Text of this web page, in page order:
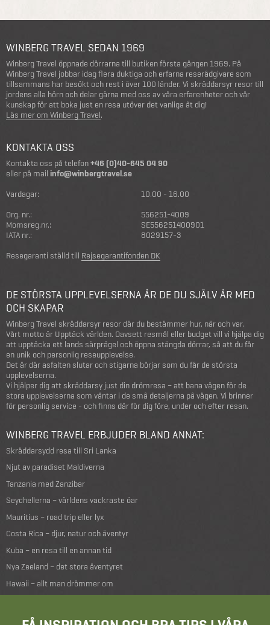
WINBERG TRAVEL SEDAN 1969
Winberg Travel öppnade dörrarna till butiken första gången 1969. På
Winberg Travel jobbar idag flera duktiga och erfarna reserådgivare som
tillsammans har besökt och rest i över 100 länder. Vi skräddarsyr resor till
jordens alla hörn och delar gärna med oss av våra erfarenheter och vår
kunskap för att boka just en resa utöver det vanliga åt dig!
Läs mer om Winberg Travel.
KONTAKTA OSS
Kontakta oss på telefon+46 (0)40-645 04 90
eller på mail info@winbergtravel.se
Vardagar:
10.00 - 16.00
Org. nr.:
556251-4009
Momsreg.nr.:
SE556251400901
IATA nr.:
8029157-3
Resegaranti ställd till Rejsegarantifonden DK
DE STÖRSTA UPPLEVELSERNA ÄR DE DU SJÄLV ÄR MED
OCH SKAPAR
Winberg Travel skräddarsyr resor där du bestämmer hur, när och var.
Vårt motto är Upptäck världen. Oavsett resmål eller budget vill vi hjälpa dig
att upptäcka ett lands särprägel och öppna stängda dörrar, så att du får
en unik och personlig reseupplevelse.
Det är där asfalten slutar och stigarna börjar som du får de största
upplevelserna.
Vi hjälper dig att skräddarsy just din drömresa – att bana vägen för de
stora upplevelserna som väntar i de små detaljerna på vägen. Vi brinner
för personlig service - och finns där för dig före, under och efter resan.
WINBERG TRAVEL ERBJUDER BLAND ANNAT:
Skräddarsydd resa till Sri Lanka
Njut av paradiset Maldiverna
Tanzania med Zanzibar
Seychellerna – världens vackraste öar
Mauritius – road trip eller lyx
Costa Rica – djur, natur och äventyr
Kuba – en resa till en annan tid
Nya Zeeland – det stora äventyret
Hawaii – allt man drömmer om